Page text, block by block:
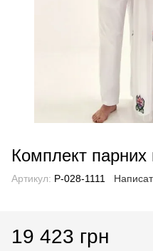
Комплект
Артикул: P-028-1111
19 423 грн